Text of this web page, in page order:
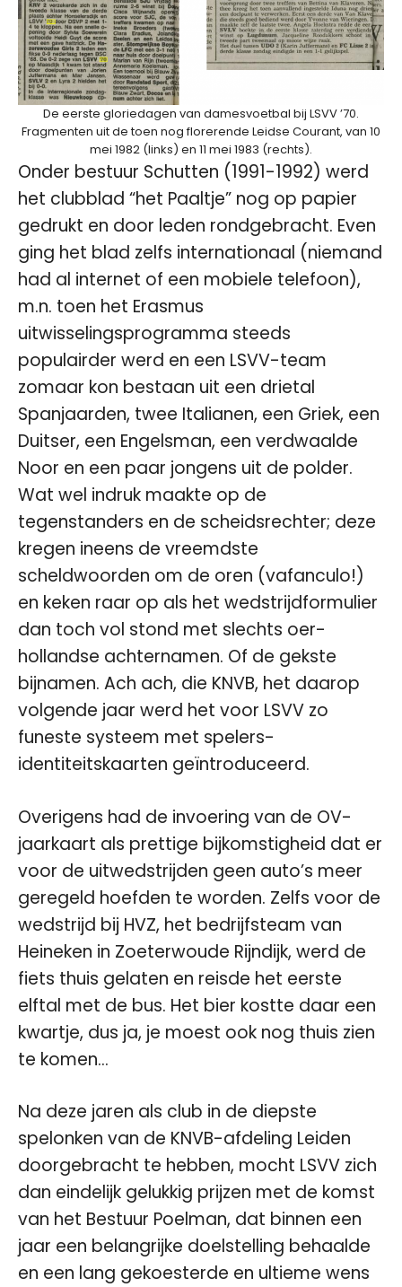
De eerste gloriedagen van damesvoetbal bij LSVV ’70.
Fragmenten uit de toen nog florerende Leidse Courant, van 10
mei 1982 (links) en 11 mei 1983 (rechts).
Onder bestuur Schutten (1991-1992) werd
het clubblad “het Paaltje” nog op papier
gedrukt en door leden rondgebracht. Even
ging het blad zelfs internationaal (niemand
had al internet of een mobiele telefoon),
m.n. toen het Erasmus
uitwisselingsprogramma steeds
populairder werd en een LSVV-team
zomaar kon bestaan uit een drietal
Spanjaarden, twee Italianen, een Griek, een
Duitser, een Engelsman, een verdwaalde
Noor en een paar jongens uit de polder.
Wat wel indruk maakte op de
tegenstanders en de scheidsrechter; deze
kregen ineens de vreemdste
scheldwoorden om de oren (vafanculo!)
en keken raar op als het wedstrijdformulier
dan toch vol stond met slechts oer-
hollandse achternamen. Of de gekste
bijnamen. Ach ach, die KNVB, het daarop
volgende jaar werd het voor LSVV zo
funeste systeem met spelers-
identiteitskaarten geïntroduceerd.
Overigens had de invoering van de OV-
jaarkaart als prettige bijkomstigheid dat er
voor de uitwedstrijden geen auto’s meer
geregeld hoefden te worden. Zelfs voor de
wedstrijd bij HVZ, het bedrijfsteam van
Heineken in Zoeterwoude Rijndijk, werd de
fiets thuis gelaten en reisde het eerste
elftal met de bus. Het bier kostte daar een
kwartje, dus ja, je moest ook nog thuis zien
te komen…
Na deze jaren als club in de diepste
spelonken van de KNVB-afdeling Leiden
doorgebracht te hebben, mocht LSVV zich
dan eindelijk gelukkig prijzen met de komst
van het Bestuur Poelman, dat binnen een
jaar een belangrijke doelstelling behaalde
en een lang gekoesterde en ultieme wens